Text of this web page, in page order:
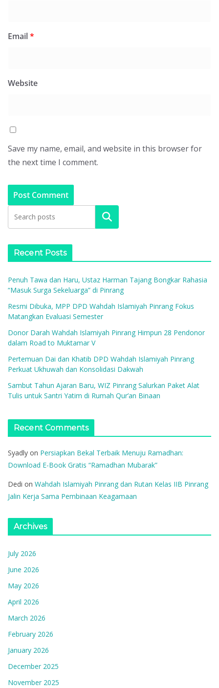
Email*
Website
Save my name, email, and website in this browser for
the next time I comment.
Search
Recent Posts
Penuh Tawa dan Haru, Ustaz Harman Tajang Bongkar Rahasia
“Masuk Surga Sekeluarga” di Pinrang
Resmi Dibuka, MPP DPD Wahdah Islamiyah Pinrang Fokus
Matangkan Evaluasi Semester
Donor Darah Wahdah Islamiyah Pinrang Himpun 28 Pendonor
dalam Road to Muktamar V
Pertemuan Dai dan Khatib DPD Wahdah Islamiyah Pinrang
Perkuat Ukhuwah dan Konsolidasi Dakwah
Sambut Tahun Ajaran Baru, WIZ Pinrang Salurkan Paket Alat
Tulis untuk Santri Yatim di Rumah Qur’an Binaan
Recent Comments
Syadly on Persiapkan Bekal Terbaik Menuju Ramadhan:
Download E-Book Gratis “Ramadhan Mubarak”
Dedi on Wahdah Islamiyah Pinrang dan Rutan Kelas IIB Pinrang
Jalin Kerja Sama Pembinaan Keagamaan
Archives
July 2026
June 2026
May 2026
April 2026
March 2026
February 2026
January 2026
December 2025
November 2025